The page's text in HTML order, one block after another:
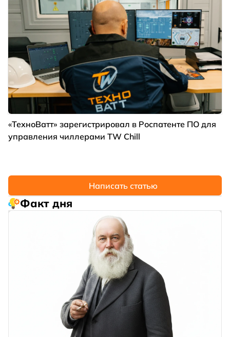
«ТехноВатт» зарегистрировал в Роспатенте ПО для
управления чиллерами TW Chill
Написать статью
Факт дня